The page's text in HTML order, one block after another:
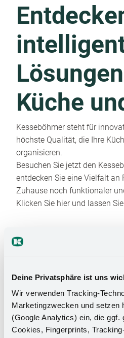
Deine Privatsphäre ist uns
Wir verwenden Tracking-
Marketingzwecken und setzen
(Google Analytics) ein, die ggf.
Cookies, Fingerprints,
Küche
Kesseböhmer steht für
höchste Qualität, die Ihre
organisieren.
Besuchen Sie jetzt den
entdecken Sie eine Vielfalt an
Zuhause noch funktionaler
Klicken Sie hier und lassen
Das
Badezimmer